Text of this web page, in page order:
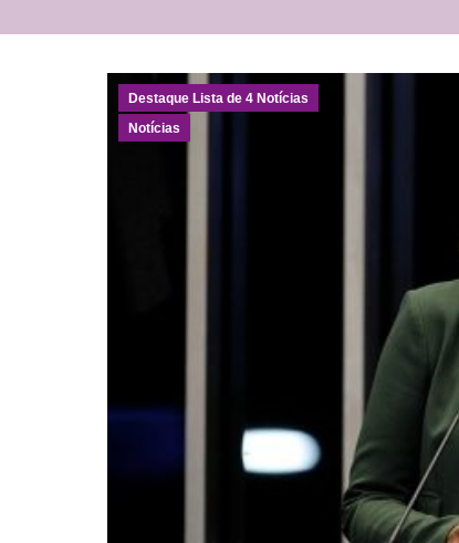
Destaque Lista de 4 Notícias
Notícias